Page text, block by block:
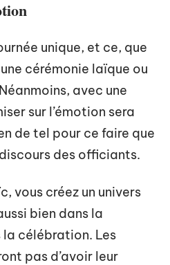
unique, et ce, que
cérémonie laïque ou
avec une
sur l’émotion sera
de tel pour ce faire que
des officiants.
vous créez un univers
bien dans la
célébration. Les
pas d’avoir leur